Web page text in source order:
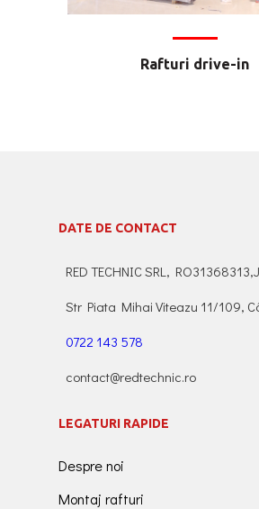
Rafturi drive-in
DATE DE CONTACT
RED TECHNIC SRL,
Str Piata Mihai Viteazu 11/109,
0722 143 578
contact@redtechnic.ro
LEGATURI RAPIDE
Despre noi
Montaj rafturi